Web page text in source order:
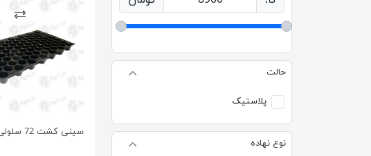
حالت
پلاستیک
نوع نهاده
سینی کشت 72 سلولی ترکیه